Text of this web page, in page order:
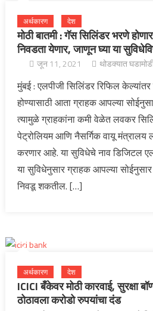
अर्थकारण देश
मोठी बातमी : गॅस सिलिंडर भरणे
निवडता येणार, जाणून घ्या या
जून 11, 2021 थोडक्यात
मुंबई : एलपीजी सिलिंडर रिफिल केल्यांतर
होण्यासाठी आता ग्राहक आपल्या
त्यामुळे ग्राहकांना कमी वेळेत लवकर
पेट्रोलियम आणि नैसर्गिक वायू
करणार आहे. या सुविधेचे नाव डिजिटल
या सुविधेनुसार ग्राहक आपल्या
निवडू शकतील. […]
अर्थकारण देश
ICICI बँकेवर मोठी कारवाई, सुरक्षा
ठोठावला करोडो रुपयांचा दंड